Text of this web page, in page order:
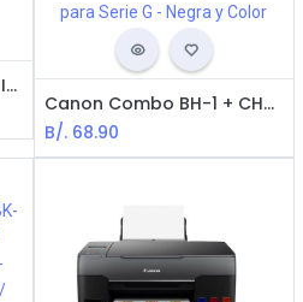
HP OfficeJet PRO 7740 - Impresora Multifuncional / Wide Up To 11X17 (Tabloide) / USB / RJ-45 / WIFI / Blanca
Canon Combo BH-1 + CH-1 Cabezas de Impresiones para Serie G - Negra y Color
B/. 68.90